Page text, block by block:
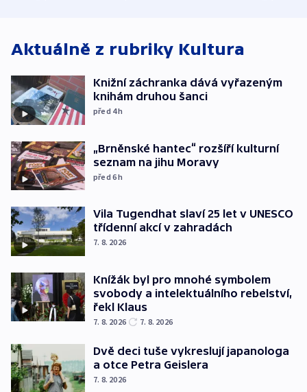
Aktuálně z rubriky Kultura
Knižní záchranka dává vyřazeným
knihám druhou šanci
před 4h
„Brněnské hantec“ rozšíří kulturní
seznam na jihu Moravy
před 6h
Vila Tugendhat slaví 25 let v UNESCO
třídenní akcí v zahradách
7. 8. 2026
Knížák byl pro mnohé symbolem
svobody a intelektuálního rebelství,
řekl Klaus
7. 8. 2026 7. 8. 2026
Dvě deci tuše vykreslují japanologa
a otce Petra Geislera
7. 8. 2026